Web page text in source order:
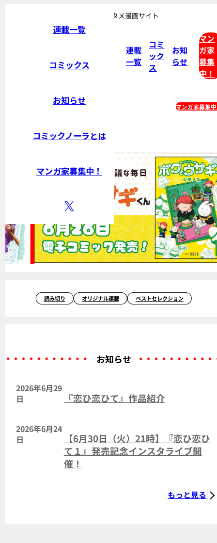
おもしろさ無限大。Gakken発エンタメ漫画サイト
連載一覧コミックス マンガ家募集
連載一覧
コミックス
お知らせ
コミックノーラとは
マンガ家募集中！
連載
一覧
コミ
ック
ス
お知
らせ
マン
ガ家
募集
中！
読み切り オリジナル連載 ベストセレクション
お知らせ
2026年6月29
日 『恋ひ恋ひて』作品紹介
2026年6月24
日 【6月30日（火）21時】『恋ひ恋ひ
て１』発売記念インスタライブ開
催！
もっと見る